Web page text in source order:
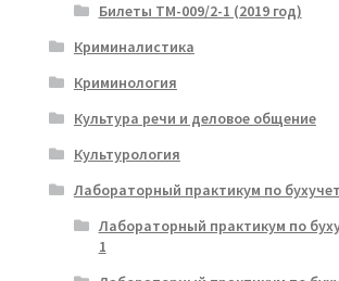
Билеты ТМ-009/2-1 (2019 год)
Криминалистика
Криминология
Культура речи и деловое общение
Культурология
Лабораторный практикум по
Лабораторный практикум по
1